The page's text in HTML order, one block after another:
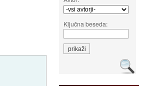
Ključna beseda: